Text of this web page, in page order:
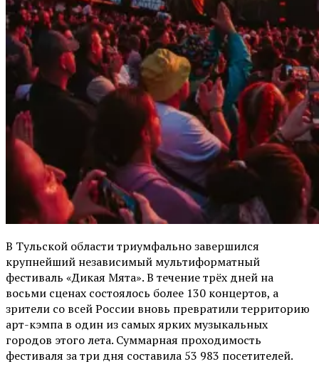
В Тульской области триумфально завершился
крупнейший независимый мультиформатный
фестиваль «Дикая Мята». В течение трёх дней на
восьми сценах состоялось более 130 концертов, а
зрители со всей России вновь превратили территорию
арт-кэмпа в один из самых ярких музыкальных
городов этого лета. Суммарная проходимость
фестиваля за три дня составила 53 983 посетителей.